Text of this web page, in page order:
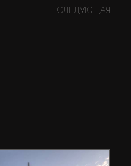
СЛЕДУЮЩАЯ